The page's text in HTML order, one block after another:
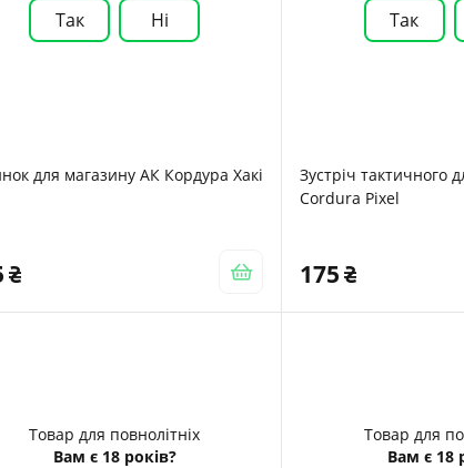
Так Ні
для магазину АК Кордура Хакі
Так
Зустріч тактичного
Cordura Pixel
175
Товар для повнолітніх
Вам є 18 років?
Товар для
Вам є 18